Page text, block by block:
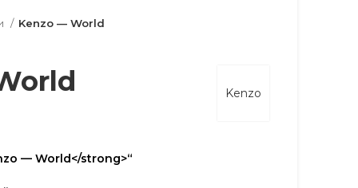
Kenzo — World
Kenzo
— World</strong>“